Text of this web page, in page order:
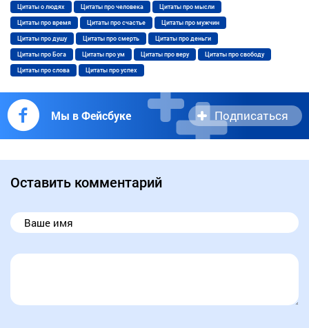
Цитаты о людях Цитаты про человека Цитаты про мысли
Цитаты про время Цитаты про счастье Цитаты про мужчин
Цитаты про душу Цитаты про смерть Цитаты про деньги
Цитаты про Бога Цитаты про ум Цитаты про веру Цитаты про свободу
Цитаты про слова Цитаты про успех
Мы в Фейсбуке Подписаться
Оставить комментарий